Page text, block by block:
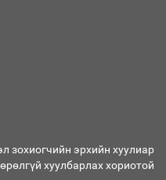
АИ-92 автобензиний
зохиогчийн эрхийн хуулиар
хуулбарлах хориотой